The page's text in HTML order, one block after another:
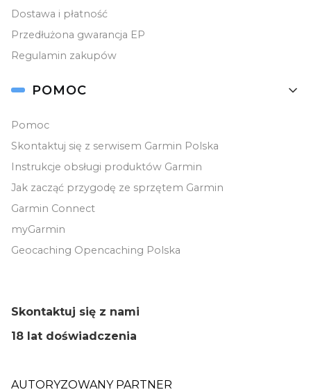
Dostawa i płatność
Przedłużona gwarancja EP
Regulamin zakupów
POMOC
Pomoc
Skontaktuj się z serwisem Garmin Polska
Instrukcje obsługi produktów Garmin
Jak zacząć przygodę ze sprzętem Garmin
Garmin Connect
myGarmin
Geocaching Opencaching Polska
Skontaktuj się z nami
18 lat doświadczenia
AUTORYZOWANY PARTNER